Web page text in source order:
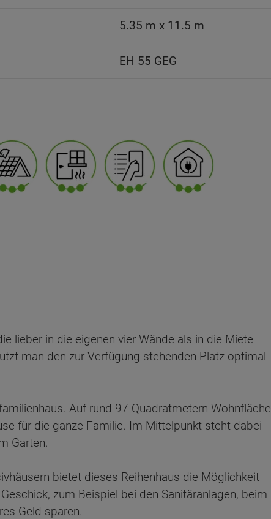
5.35 m x 11.5 m
EH 55 GEG
lieber in die eigenen vier Wände als in die Miete
man den zur Verfügung stehenden Platz optimal
Auf rund 97 Quadratmetern Wohnfläche
für die ganze Familie. Im Mittelpunkt steht dabei
Garten.
bietet dieses Reihenhaus die Möglichkeit
zum Beispiel bei den Sanitäranlagen, beim
Geld sparen.